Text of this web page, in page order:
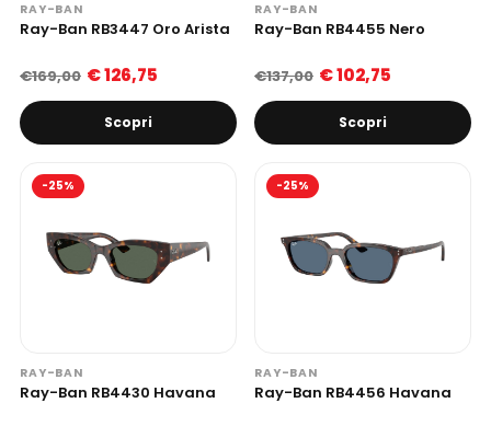
RAY-BAN
Ray-Ban RB3447 Oro Arista
€169,00 € 126,75
Scopri
RAY-BAN
Ray-Ban RB4455 Nero
€137,00 € 102,75
Scopri
-25%
RAY-BAN
Ray-Ban RB4430 Havana
-25%
RAY-BAN
Ray-Ban RB4456 Havana